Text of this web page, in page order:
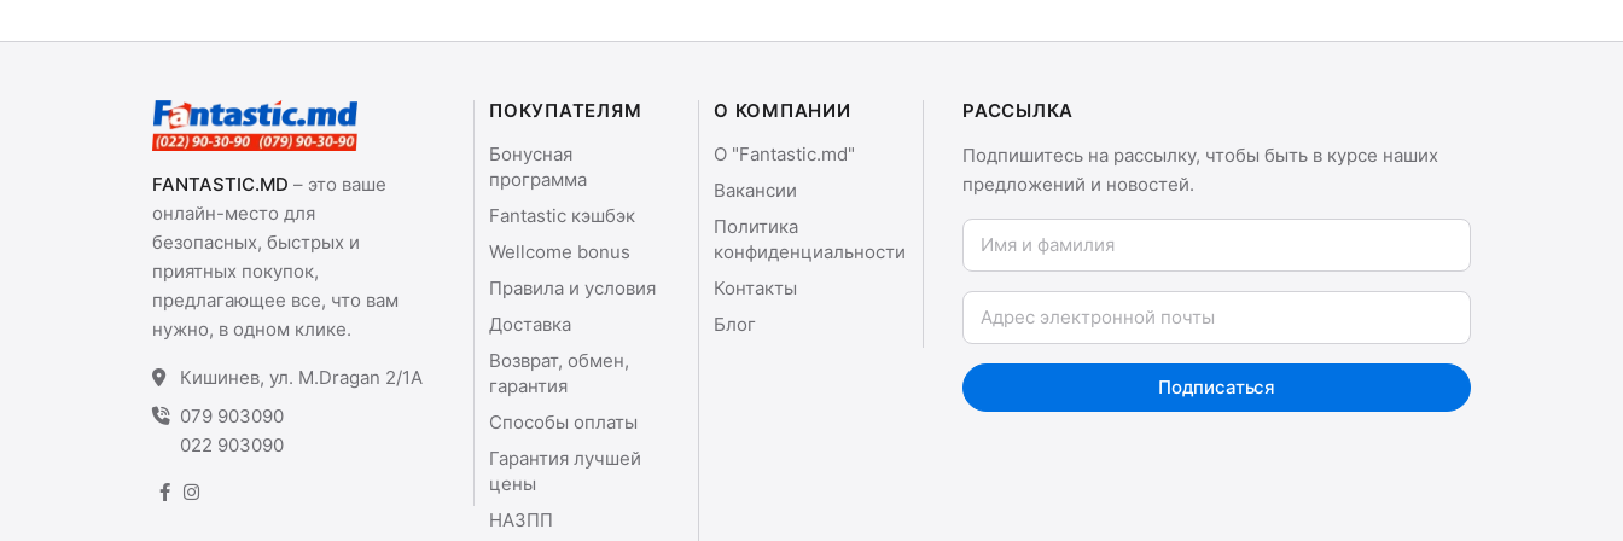
FANTASTIC.MD – это ваше
онлайн-место для
безопасных, быстрых и
приятных покупок,
предлагающее все, что вам
нужно, в одном клике.
Кишинев, ул. M.Dragan 2/1A
079 903090
022 903090
ПОКУПАТЕЛЯМ
Бонусная
программа
Fantastic кэшбэк
Wellcome bonus
Правила и условия
Доставка
Возврат, обмен,
гарантия
Способы оплаты
Гарантия лучшей
цены
НАЗПП
О КОМПАНИИ
О "Fantastic.md"
Вакансии
Политика
конфиденциальности
Контакты
Блог
РАССЫЛКА
Подпишитесь на рассылку, чтобы быть в курсе наших
предложений и новостей.
Имя и фамилия
Email
Подписаться